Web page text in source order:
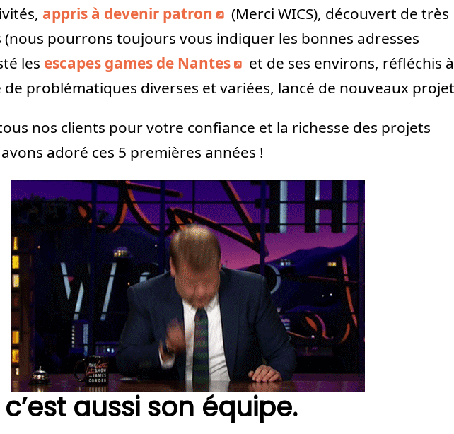
appris à devenir patron
(Merci WICS), découvert de très
(nous pourrons toujours vous indiquer les bonnes adresses
les escapes games de Nantes
et de ses environs, réfléchis à
problématiques diverses et variées, lancé de nouveaux
nos clients pour votre confiance et la richesse des projets
adoré ces 5 premières années !
aussi son équipe.